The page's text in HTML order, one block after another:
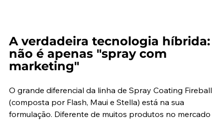
A verdadeira tecnologia híbrida:
não é apenas "spray com
marketing"
O grande diferencial da linha de Spray Coating Fireball
(composta por Flash, Maui e Stella) está na sua
formulação. Diferente de muitos produtos no mercado